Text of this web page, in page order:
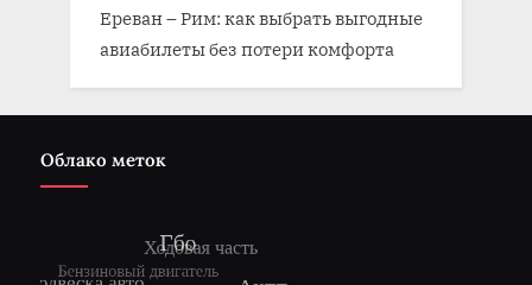
Ереван – Рим: как выбрать выгодные
авиабилеты без потери комфорта
Облако меток